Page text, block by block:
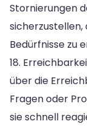
Stornierungen
sicherzustellen,
Bedürfnisse zu
18.
über die
Fragen oder
sie schnell